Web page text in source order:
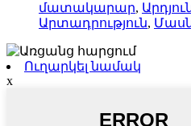
մատակարար,
Արտադրություն,
Ուղարկել նամակ
x